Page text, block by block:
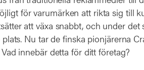
för varumärken att rikta sig till
att växa snabbt, och under
Nu tar de finska pionjärerna
innebär detta för ditt företag?